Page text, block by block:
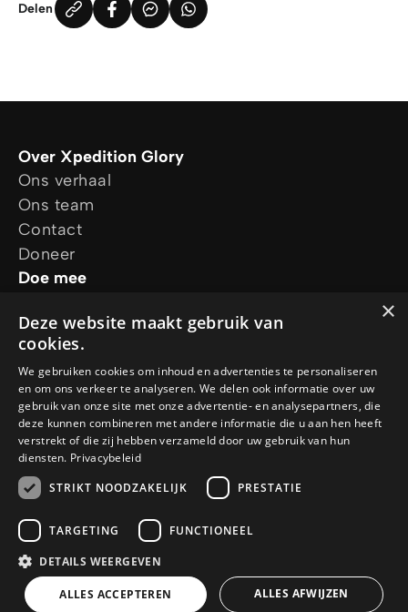
Delen
Over Xpedition Glory
Ons verhaal
Ons team
Contact
Doneer
Doe mee
Projecten
Ontdek het geloof
Jezus
Gebed
Cursussen
Volg ons
© Copyright 2026 Xpedition GloryPrivacy PolicyCookie Policy
Algemene voorwaardenEen WebNL
×
Deze website maakt gebruik van
cookies.
We gebruiken cookies om inhoud en advertenties te personaliseren
en om ons verkeer te analyseren. We delen ook informatie over uw
gebruik van onze site met onze advertentie- en analysepartners, die
deze kunnen combineren met andere informatie die u aan hen heeft
verstrekt of die zij hebben verzameld door uw gebruik van hun
diensten. Privacybeleid
STRIKT NOODZAKELIJK
PRESTATIE
TARGETING FUNCTIONEEL
DETAILS WEERGEVEN
ALLES ACCEPTEREN ALLES AFWIJZEN